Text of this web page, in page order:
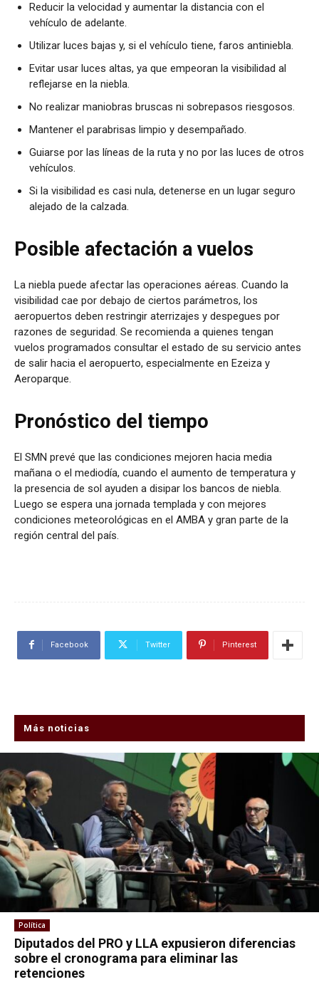
Reducir la velocidad y aumentar la distancia con el
vehículo de adelante.
Utilizar luces bajas y, si el vehículo tiene, faros antiniebla.
Evitar usar luces altas, ya que empeoran la visibilidad al
reflejarse en la niebla.
No realizar maniobras bruscas ni sobrepasos riesgosos.
Mantener el parabrisas limpio y desempañado.
Guiarse por las líneas de la ruta y no por las luces de otros
vehículos.
Si la visibilidad es casi nula, detenerse en un lugar seguro
alejado de la calzada.
Posible afectación a vuelos
La niebla puede afectar las operaciones aéreas. Cuando la
visibilidad cae por debajo de ciertos parámetros, los
aeropuertos deben restringir aterrizajes y despegues por
razones de seguridad. Se recomienda a quienes tengan
vuelos programados consultar el estado de su servicio antes
de salir hacia el aeropuerto, especialmente en Ezeiza y
Aeroparque.
Pronóstico del tiempo
El SMN prevé que las condiciones mejoren hacia media
mañana o el mediodía, cuando el aumento de temperatura y
la presencia de sol ayuden a disipar los bancos de niebla.
Luego se espera una jornada templada y con mejores
condiciones meteorológicas en el AMBA y gran parte de la
región central del país.
Facebook Twitter Pinterest
Más noticias
Política
Diputados del PRO y LLA expusieron diferencias
sobre el cronograma para eliminar las
retenciones